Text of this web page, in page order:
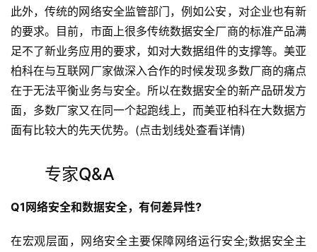
此外，传统的网络安全监管部门，例如公安，对企业也有新
的要求。目前，市面上很多传统数据安全厂商的标准产品满
足不了新业务应用的要求，如对大数据组件的支撑等。美亚
柏科在与互联网厂家做深入合作的时候发现多数厂商的痛点
在于无法平衡业务与安全。所以在数据安全的新产品研发方
面，多数厂家又在同一个起跑线上，而美亚柏科在大数据方
面有比较大的先天优势。(点击划线处查看详情)
专家Q&A
Q1网络安全和数据安全，有何差异性?
在宏观层面，网络安全主要保障网络运行安全;数据安全主